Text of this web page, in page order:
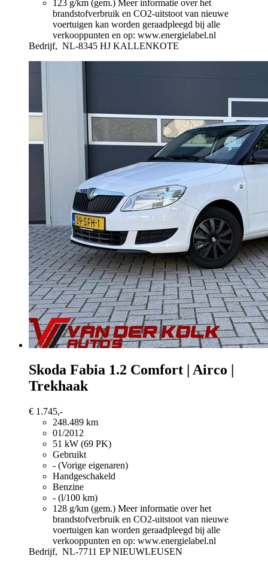
123 g/km (gem.) Meer informatie over het
brandstofverbruik en CO2-uitstoot van nieuwe
voertuigen kan worden geraadpleegd bij alle
verkooppunten en op: www.energielabel.nl
Bedrijf, NL-8345 HJ KALLENKOTE
Skoda Fabia 1.2 Comfort | Airco |
Trekhaak
€ 1.745,-
248.489 km
01/2012
51 kW (69 PK)
Gebruikt
- (Vorige eigenaren)
Handgeschakeld
Benzine
- (l/100 km)
128 g/km (gem.) Meer informatie over het
brandstofverbruik en CO2-uitstoot van nieuwe
voertuigen kan worden geraadpleegd bij alle
verkooppunten en op: www.energielabel.nl
Bedrijf, NL-7711 EP NIEUWLEUSEN